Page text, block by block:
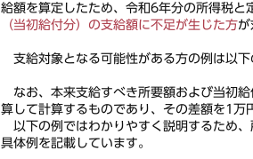
給額を算定したため、令和6年分の所得税
（当初給付分）の支給額に不足が生じた方が
支給対象となる可能性がある方の例は以下
なお、本来支給すべき所要額および当初
算して計算するものであり、その差額を1
以下の例ではわかりやすく説明するため
具体例を記載しています。